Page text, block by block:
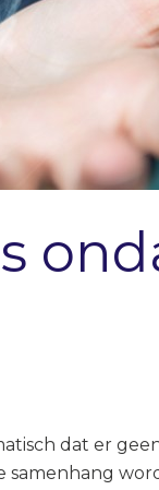
dat er